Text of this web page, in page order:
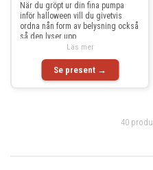
När du gröpt ur din fina pumpa
inför halloween vill du givetvis
ordna nån form av belysning också
så den lyser upp
Se present →
Läs mer
40